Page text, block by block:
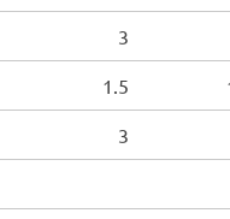
3
1.5
3